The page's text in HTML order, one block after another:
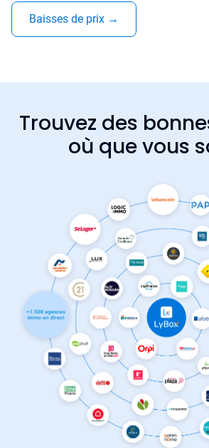
Baisses de prix →
Trouvez des
où que vous